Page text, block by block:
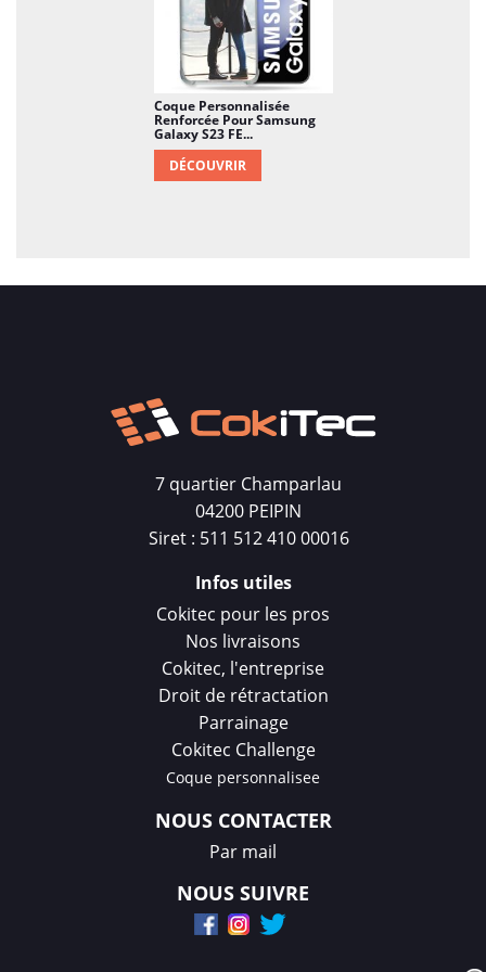
parfaitement normal… Ce n'est pas quand il
sera trop tard qu'il faudra songer à l'achat
d'une protection…
Coque Personnalisée
Renforcée Pour Samsung
Galaxy S23 FE...
DÉCOUVRIR
7 quartier Champarlau
04200 PEIPIN
Siret : 511 512 410 00016
Infos utiles
Cokitec pour les pros
Nos livraisons
Cokitec, l'entreprise
Droit de rétractation
Parrainage
Cokitec Challenge
Coque personnalisee
NOUS CONTACTER
Par mail
NOUS SUIVRE